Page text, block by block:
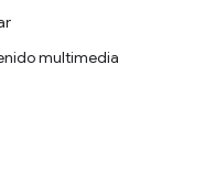
multimedia